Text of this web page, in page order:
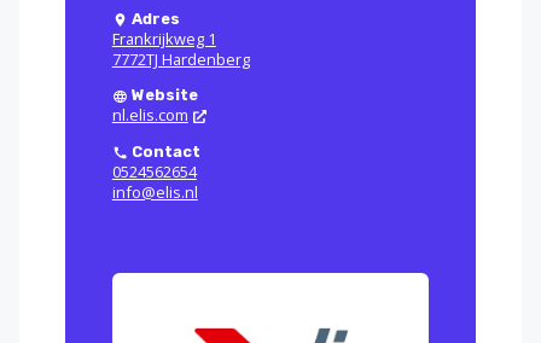
Adres
Frankrijkweg 1
7772TJ Hardenberg
Website
nl.elis.com
Contact
0524562654
info@elis.nl